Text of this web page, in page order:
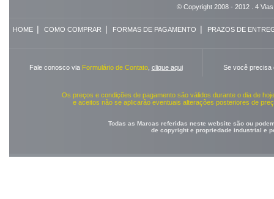
© Copyright 2008 - 2012 . 4
HOME| COMO COMPRAR | FORMAS DE PAGAMENTO | PRAZOS DE
Fale conosco via Formulário de Contato, clique aqui Se você precisa
Os preços e condições de pagamento são válidos durante o dia de
e aceitos não se aplicarão eventuais alterações posteriores de
Todas as Marcas referidas neste website são ou
de copyright e propriedade industrial e